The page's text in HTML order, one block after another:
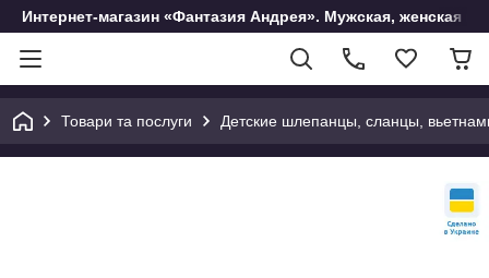
Интернет-магазин «Фантазия Андрея». Мужская, женская и
Товари та послуги Детские шлепанцы, сланцы,